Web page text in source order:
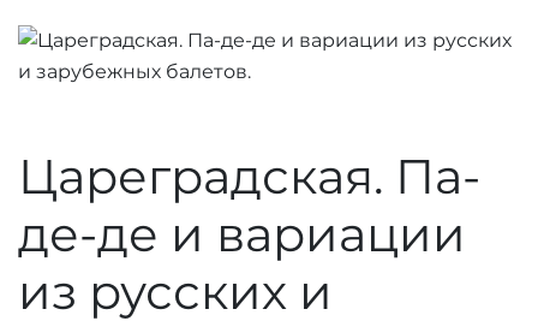
Цареградская. Па-
де-де и вариации
из русских и